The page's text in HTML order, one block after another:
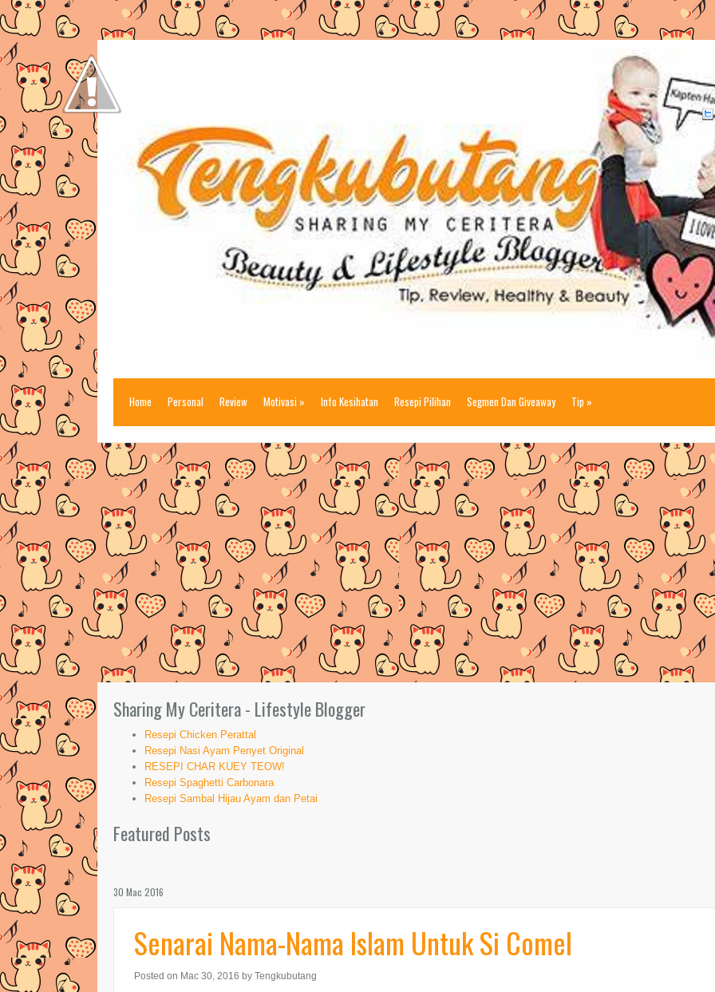
Home Personal Review Motivasi » Info Kesihatan Resepi Pilihan Segmen Dan Giveaway Tip »
Sharing My Ceritera - Lifestyle Blogger
Resepi Chicken Perattal
Resepi Nasi Ayam Penyet Original
RESEPI CHAR KUEY TEOW!
Resepi Spaghetti Carbonara
Resepi Sambal Hijau Ayam dan Petai
Featured Posts
30 Mac 2016
Senarai Nama-Nama Islam Untuk Si Comel
Posted on Mac 30, 2016 by Tengkubutang